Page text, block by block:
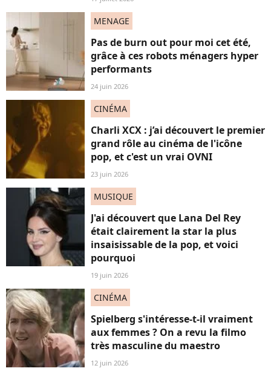
MENAGE
Pas de burn out pour moi cet été,
grâce à ces robots ménagers hyper
performants
24 juin 2026
CINÉMA
Charli XCX : j’ai découvert le premier
grand rôle au cinéma de l'icône
pop, et c'est un vrai OVNI
23 juin 2026
MUSIQUE
J'ai découvert que Lana Del Rey
était clairement la star la plus
insaisissable de la pop, et voici
pourquoi
19 juin 2026
CINÉMA
Spielberg s'intéresse-t-il vraiment
aux femmes ? On a revu la filmo
très masculine du maestro
12 juin 2026